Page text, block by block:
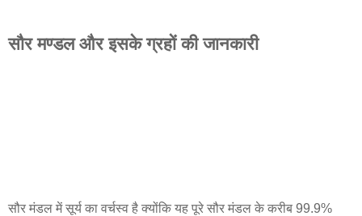
सौर मण्डल और इसके ग्रहों की जानकारी
सौर मंडल में सूर्य का वर्चस्व है क्योंकि यह पूरे सौर मंडल के करीब 99.9%